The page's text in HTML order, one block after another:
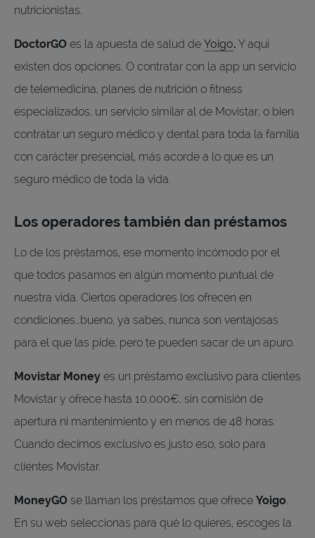
nutricionistas.
DoctorGO es la apuesta de salud de Yoigo. Y aquí
existen dos opciones. O contratar con la app un servicio
de telemedicina, planes de nutrición o fitness
especializados, un servicio similar al de Movistar, o bien
contratar un seguro médico y dental para toda la familia
con carácter presencial, más acorde a lo que es un
seguro médico de toda la vida.
Los operadores también dan préstamos
Lo de los préstamos, ese momento incómodo por el
que todos pasamos en algún momento puntual de
nuestra vida. Ciertos operadores los ofrecen en
condiciones…bueno, ya sabes, nunca son ventajosas
para el que las pide, pero te pueden sacar de un apuro.
Movistar Money es un préstamo exclusivo para clientes
Movistar y ofrece hasta 10.000€, sin comisión de
apertura ni mantenimiento y en menos de 48 horas.
Cuando decimos exclusivo es justo eso, solo para
clientes Movistar.
MoneyGO se llaman los préstamos que ofrece Yoigo.
En su web seleccionas para qué lo quieres, escoges la